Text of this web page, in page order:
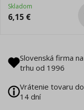
Skladom
6,15 €
Slovenská firma na
trhu od 1996
Vrátenie tovaru do
14 dní